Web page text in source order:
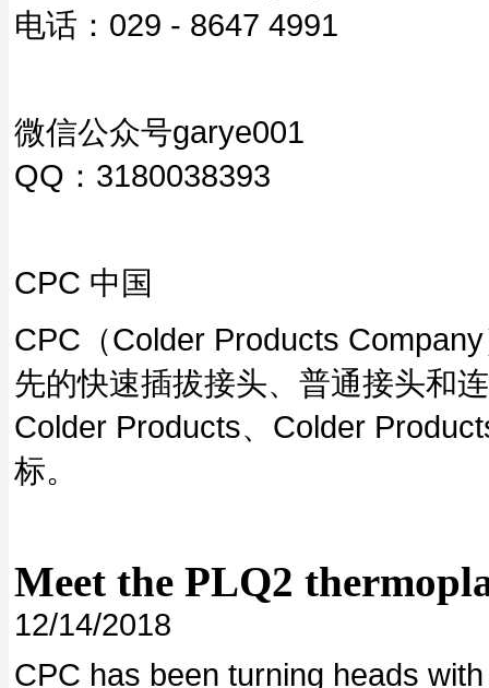
电话：029 - 8647 4991
微信公众号garye001
QQ：3180038393
CPC 中国
CPC（Colder Products
先的快速插拔接头、普通接头和
Colder Products、Colder
标。
Meet the PLQ2
12/14/2018
CPC has been turning heads